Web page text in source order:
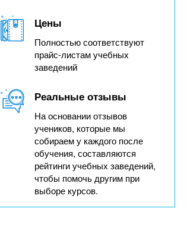
Цены
Полностью соответствуют
прайс-листам учебных
заведений
Реальные отзывы
На основании отзывов
учеников, которые мы
собираем у каждого после
обучения, составляются
рейтинги учебных заведений,
чтобы помочь другим при
выборе курсов.